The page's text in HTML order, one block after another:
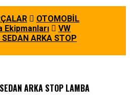
OTOMOBİL
Ekipmanları
VW
ARKA STOP
ARKA STOP LAMBA